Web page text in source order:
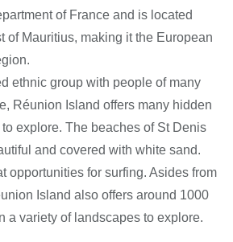
of France and is located
of Mauritius, making it the European
ethnic group with people of many
Réunion Island offers many hidden
explore. The beaches of St Denis
and covered with white sand.
opportunities for surfing. Asides from
Island also offers around 1000
a variety of landscapes to explore.